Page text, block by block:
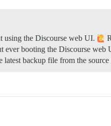
using the Discourse web UI.
booting the Discourse
latest backup file from the